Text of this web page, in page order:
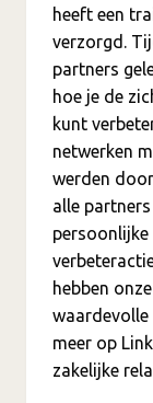
heeft een
verzorgd.
partners
hoe je de
kunt
netwerken
werden
alle
hebben
waardevolle
meer op
zakelijke